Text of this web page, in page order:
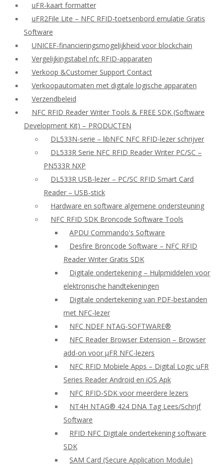
uFR-kaart formatter
uFR2File Lite – NFC RFID-toetsenbord emulatie Gratis
Software
UNICEF-financieringsmogelijkheid voor blockchain
Vergelijkingstabel nfc RFID-apparaten
Verkoop &Customer Support Contact
Verkoopautomaten met digitale logische apparaten
Verzendbeleid
NFC RFID Reader Writer Tools & FREE SDK (Software
Development Kit) – PRODUCTEN
DL533N-serie – libNFC NFC RFID-lezer schrijver
DL533R Serie NFC RFID Reader Writer PC/SC –
PN533R NXP
DL533R USB-lezer – PC/SC RFID Smart Card
Reader – USB-stick
Hardware en software algemene ondersteuning
NFC RFID SDK Broncode Software Tools
APDU Commando's Software
Desfire Broncode Software – NFC RFID
Reader Writer Gratis SDK
Digitale ondertekening – Hulpmiddelen voor
elektronische handtekeningen
Digitale ondertekening van PDF-bestanden
met NFC-lezer
NFC NDEF NTAG-SOFTWARE®
NFC Reader Browser Extension – Browser
add-on voor μFR NFC-lezers
NFC RFID Mobiele Apps – Digital Logic uFR
Series Reader Android en iOS Apk
NFC RFID-SDK voor meerdere lezers
NT4H NTAG® 424 DNA Tag Lees/Schrijf
Software
RFID NFC Digitale ondertekening software
SDK
SAM Card (Secure Application Module)